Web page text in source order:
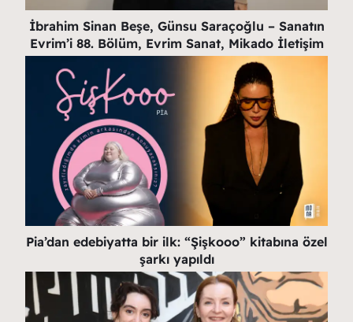
İbrahim Sinan Beşe, Günsu Saraçoğlu – Sanatın
Evrim’i 88. Bölüm, Evrim Sanat, Mikado İletişim
Pia’dan edebiyatta bir ilk: “Şişkooo” kitabına özel
şarkı yapıldı